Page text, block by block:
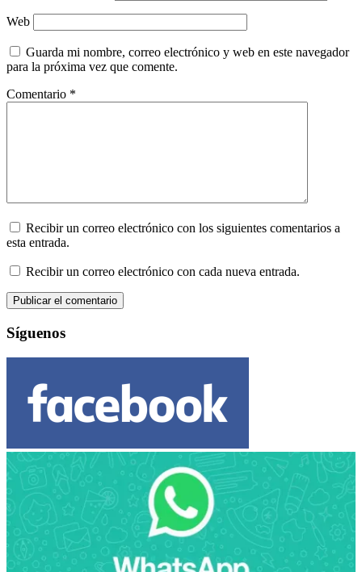
Web
Guarda mi nombre, correo electrónico y web en este navegador
para la próxima vez que comente.
Comentario *
Recibir un correo electrónico con los siguientes comentarios a
esta entrada.
Recibir un correo electrónico con cada nueva entrada.
Síguenos